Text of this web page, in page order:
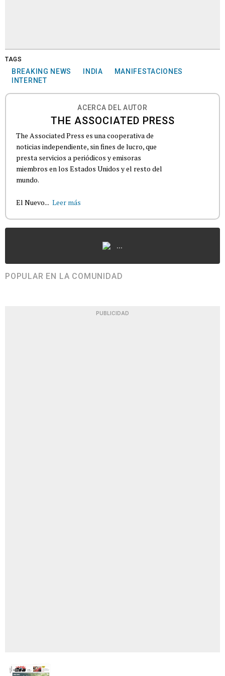
TAGS
BREAKING NEWS INDIA
MANIFESTACIONES
INTERNET
ACERCA DEL AUTOR
THE ASSOCIATED PRESS
The Associated Press es una cooperativa de
noticias independiente, sin fines de lucro, que
presta servicios a periódicos y emisoras
miembros en los Estados Unidos y el resto del
mundo.
El Nuevo... Leer más
...
POPULAR EN LA COMUNIDAD
PUBLICIDAD